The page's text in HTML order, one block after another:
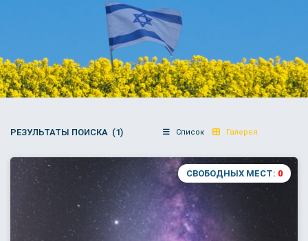
РЕЗУЛЬТАТЫ ПОИСКА (1) Список Галерея
СВОБОДНЫХ МЕСТ: 0